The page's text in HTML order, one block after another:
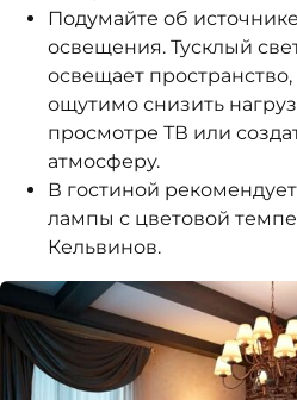
Подумайте об
освещения. Тусклый
освещает
ощутимо снизить
просмотре ТВ или
атмосферу.
В гостиной
лампы с цветовой
Кельвинов.